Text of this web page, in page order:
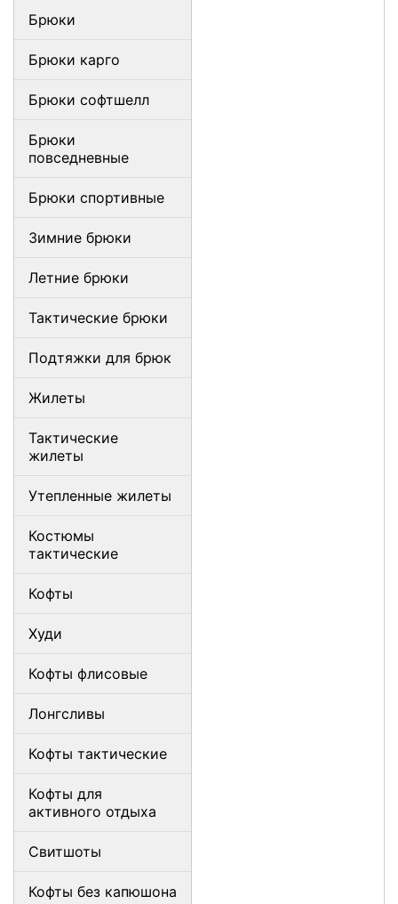
Брюки
Брюки карго
Брюки софтшелл
Брюки
повседневные
Брюки спортивные
Зимние брюки
Летние брюки
Тактические брюки
Подтяжки для брюк
Жилеты
Тактические
жилеты
Утепленные жилеты
Костюмы
тактические
Кофты
Худи
Кофты флисовые
Лонгсливы
Кофты тактические
Кофты для
активного отдыха
Свитшоты
Кофты без капюшона